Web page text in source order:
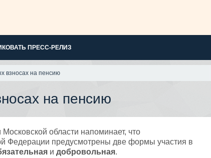
ПРЕСС-РЕЛИЗ
взносах на пенсию
на пенсию
области напоминает, что
Федерации предусмотрены две формы участия в
и добровольная.